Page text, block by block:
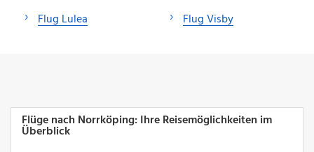
Flug Lulea
Flug Visby
Flüge nach Norrköping: Ihre Reisemöglichkeiten im
Überblick